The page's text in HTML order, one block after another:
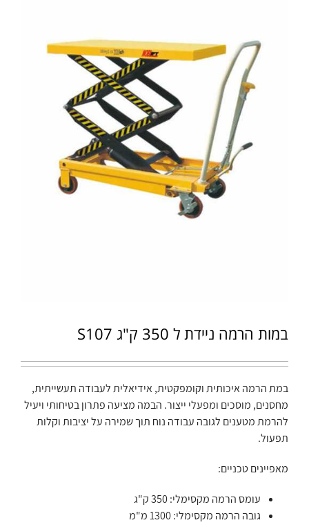
במות הרמה ניידת ל 350 ק"ג S107
במת הרמה איכותית וקומפקטית, אידיאלית לעבודה תעשייתית,
מחסנים, מוסכים ומפעלי ייצור. הבמה מציעה פתרון בטיחותי ויעיל
להרמת מטענים לגובה עבודה נוח תוך שמירה על יציבות וקלות
תפעול.
מאפיינים טכניים:
עומס הרמה מקסימלי: 350 ק"ג
גובה הרמה מקסימלי: 1300 מ"מ